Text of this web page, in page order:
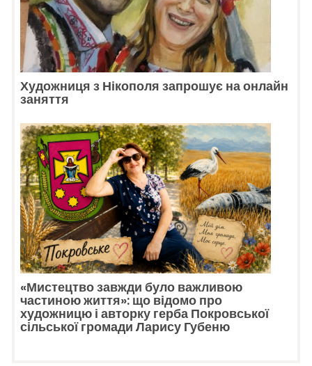
Художниця з Нікополя запрошує на онлайн
заняття
«Мистецтво завжди було важливою
частиною життя»: що відомо про
художницю і авторку герба Покровської
сільської громади Ларису Губеню